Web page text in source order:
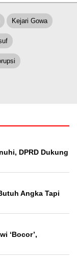
Kejari Gowa
DPRD Dukung
Angka Tapi
‘Bocor’,